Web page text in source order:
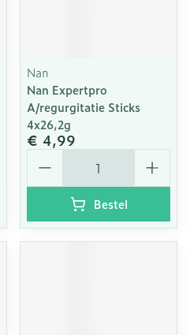
Nan
Nan Expertpro
A/regurgitatie Sticks
4x26,2g
€ 4,99
Aantal
Bestel